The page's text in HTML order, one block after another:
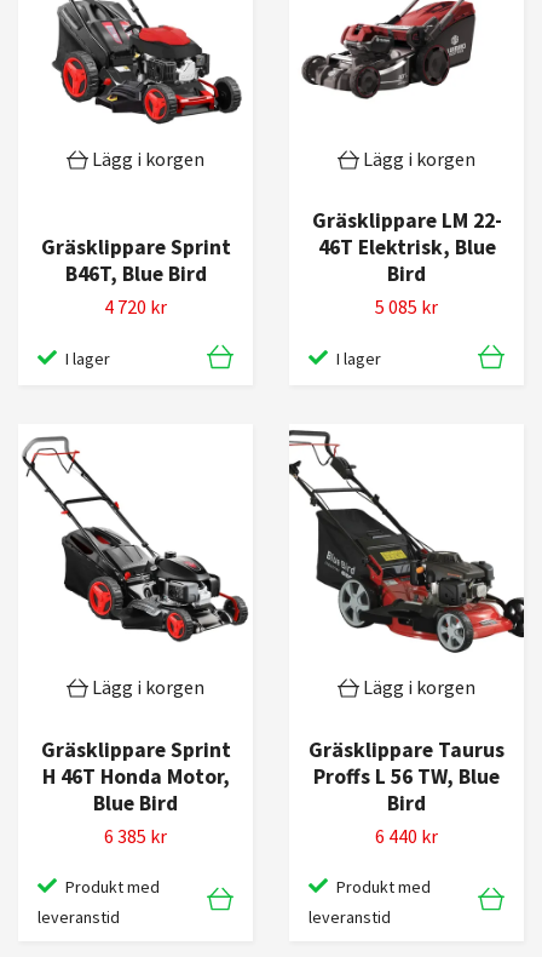
Lägg i korgen
Gräsklippare Sprint
B46T, Blue Bird
4 720 kr
I lager
Lägg i korgen
Gräsklippare LM 22-
46T Elektrisk, Blue
Bird
5 085 kr
I lager
Lägg i korgen
Gräsklippare Sprint
H 46T Honda Motor,
Blue Bird
6 385 kr
Produkt med
leveranstid
Lägg i korgen
Gräsklippare Taurus
Proffs L 56 TW, Blue
Bird
6 440 kr
Produkt med
leveranstid